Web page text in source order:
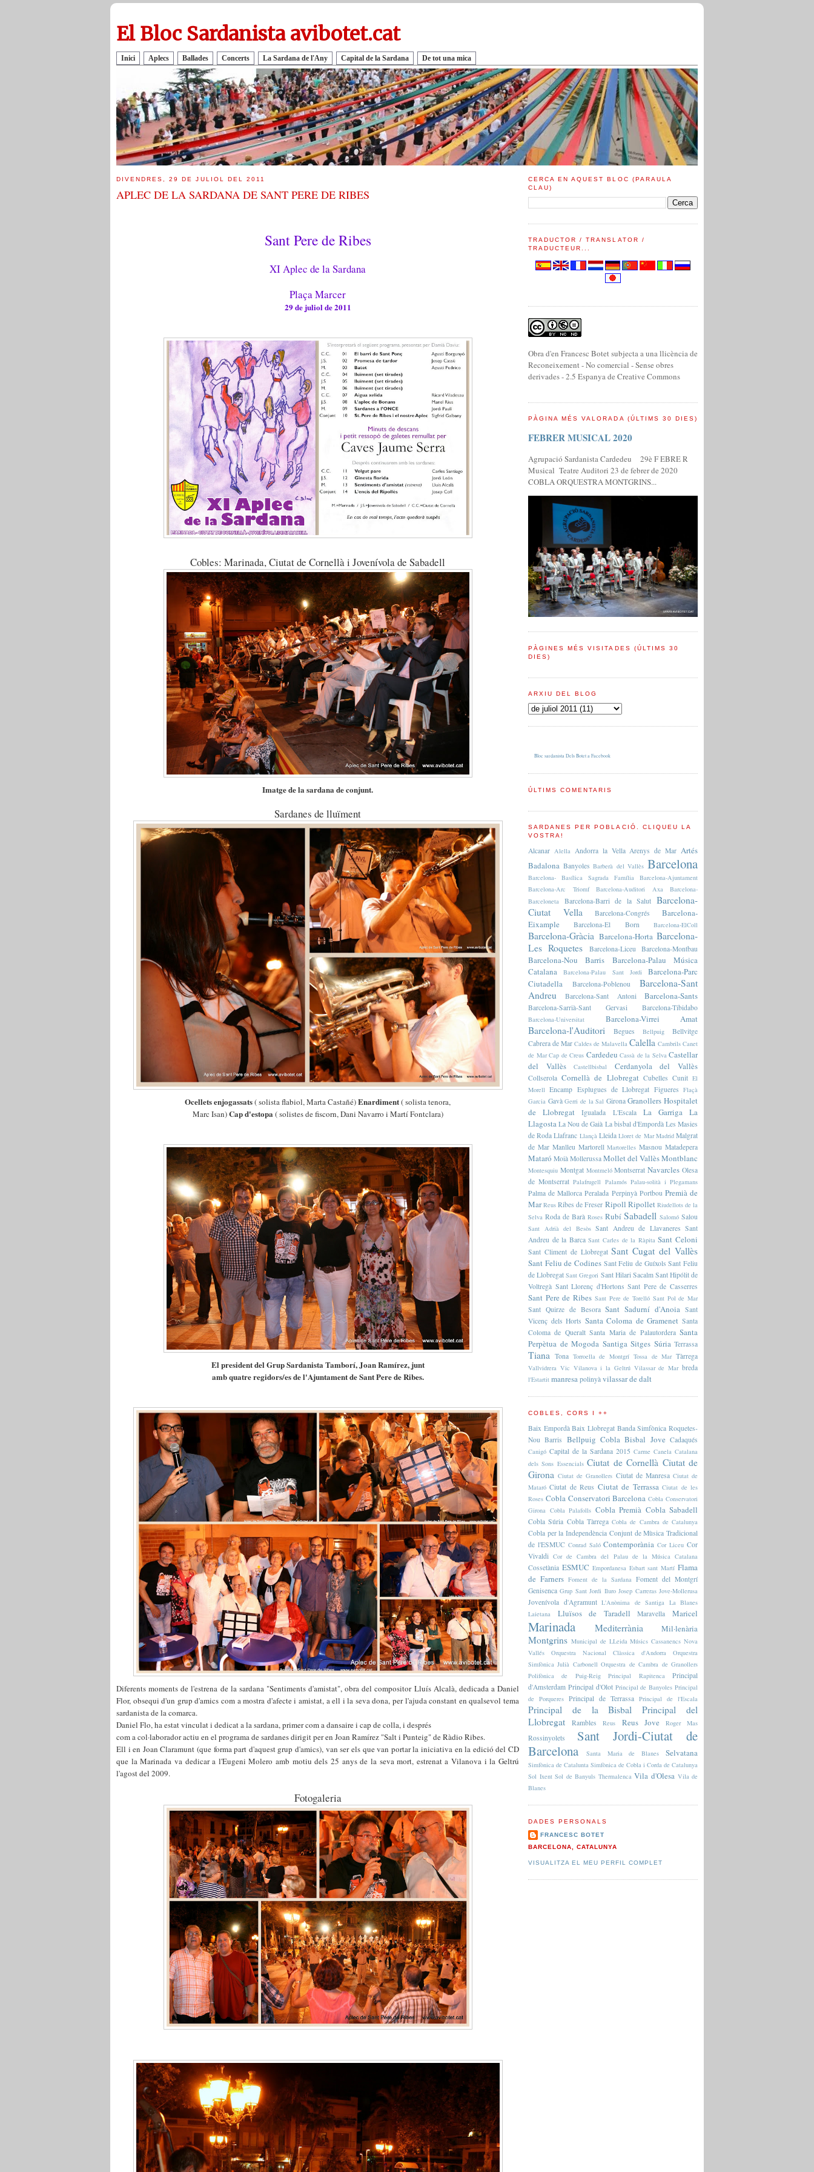
El Bloc Sardanista avibotet.cat
Inici Aplecs Ballades Concerts La Sardana de l'Any Capital de la Sardana De tot una mica
DIVENDRES, 29 DE JULIOL DEL 2011
APLEC DE LA SARDANA DE SANT PERE DE RIBES
Sant Pere de Ribes
XI Aplec de la Sardana
Plaça Marcer
29 de juliol de 2011
Cobles: Marinada, Ciutat de Cornellà i Jovenívola de Sabadell
Imatge de la sardana de conjunt.
Sardanes de lluïment
Ocellets enjogassats( solista flabiol, Marta Castañé)Enardiment( solista tenora,
Marc Isan)Cap d'estopa ( solistes de fiscorn, Dani Navarro i Martí Fontclara)
El president del Grup Sardanista Tamborí, Joan Ramírez, junt
amb quatre regidors/es de l'Ajuntament de Sant Pere de Ribes.
Diferents moments de l'estrena de la sardana "Sentiments d'amistat", obra del compositor Lluís Alcalà, dedicada a Daniel
Flor, obsequi d'un grup d'amics com a mostra d'afecte i amistat, a ell i la seva dona, per l'ajuda constant en qualsevol tema
sardanista de la comarca.
Daniel Flo, ha estat vinculat i dedicat a la sardana, primer com a dansaire i cap de colla, i després
com a col·laborador actiu en el programa de sardanes dirigit per en Joan Ramírez "Salt i Punteig" de Ràdio Ribes.
Ell i en Joan Claramunt (que forma part d'aquest grup d'amics), van ser els que van portar la iniciativa en la edició del CD
que la Marinada va dedicar a l'Eugeni Molero amb motiu dels 25 anys de la seva mort, estrenat a Vilanova i la Geltrú
l'agost del 2009.
Fotogaleria
CERCA EN AQUEST BLOC (PARAULA
CLAU)
TRADUCTOR / TRANSLATOR /
TRADUCTEUR...
Obra d'en Francesc Botet subjecta a una llicència de
Reconeixement - No comercial - Sense obres
derivades - 2.5 Espanya de Creative Commons
PÀGINA MÉS VALORADA (ÚLTIMS 30 DIES)
FEBRER MUSICAL 2020
Agrupació Sardanista Cardedeu 29è F EBRE R
Musical Teatre Auditori 23 de febrer de 2020
COBLA ORQUESTRA MONTGRINS...
PÀGINES MÉS VISITADES (ÚLTIMS 30
DIES)
ARXIU DEL BLOG
Bloc sardanista Dels Botet a Facebook
ÚLTIMS COMENTARIS
SARDANES PER POBLACIÓ. CLIQUEU LA
VOSTRA!
Alcanar Alella Andorra la Vella Arenys de Mar Artés
Badalona Banyoles Barberà del Vallès Barcelona
Barcelona- Basílica Sagrada Família
Barcelona-Ajuntament
Barcelona-Arc Triomf
Barcelona-Auditori Axa
Barcelona-
Barceloneta
Barcelona-Barri de la Salut
Barcelona-
Ciutat Vella
Barcelona-Congrés
Barcelona-
Eixample
Barcelona-El Born Barcelona-ElColl
Barcelona-Gràcia Barcelona-Horta Barcelona-
Les Roquetes
Barcelona-Liceu Barcelona-Montbau
Barcelona-Nou Barris
Barcelona-Palau Música
Catalana
Barcelona-Palau Sant Jordi
Barcelona-Parc
Ciutadella
Barcelona-Poblenou
Barcelona-Sant
Andreu
Barcelona-Sant Antoni Barcelona-Sants
Barcelona-Sarrià-Sant Gervasi Barcelona-Tibidabo
Barcelona-Universitat Barcelona-Virrei Amat
Barcelona-l'Auditori Begues Bellpuig
Bellvitge
Cabrera de Mar Caldes de Malavella Calella Cambrils Canet
de Mar Cap de Creus Cardedeu Cassà de la Selva Castellar
del Vallès
Castellbisbal Cerdanyola del Vallès
Collserola Cornellà de Llobregat Cubelles Cunit El
Morell Encamp Esplugues de Llobregat Figueres Flaçà
Garcia Gavà Gerri de la Sal Girona Granollers Hospitalet
de Llobregat
Igualada L'Escala La Garriga
La
Llagosta La Nou de Gaià La bisbal d'Empordà Les Masies
de Roda Llafranc Llançà Lleida Lloret de Mar Madrid Malgrat
de Mar Manlleu Martorell Martorelles Masnou Matadepera
Mataró Moià Mollerussa Mollet del VallèsMontblanc
Montesquiu Montgat Montmeló Montserrat Navarcles Olesa
de Montserrat Palafrugell Palamós Palau-solità i Plegamans
Palma de Mallorca Peralada Perpinyà Portbou Premià de
Mar Reus Ribes de Freser Ripoll Ripollet Riudellots de la
Selva Roda de Barà Roses Rubí Sabadell Salomó Salou
Sant Adrià del Besòs Sant Andreu de Llavaneres Sant
Andreu de la Barca Sant Carles de la Ràpita Sant Celoni
Sant Climent de Llobregat Sant Cugat del Vallès
Sant Feliu de Codines Sant Feliu de Guíxols Sant Feliu
de Llobregat Sant Gregori Sant Hilari Sacalm Sant Hipólit de
Voltregà Sant Llorenç d'Hortons Sant Pere de Casserres
Sant Pere de Ribes Sant Pere de Torelló Sant Pol de Mar
Sant Quirze de Besora Sant Sadurní d'Anoia Sant
Vicenç dels Horts Santa Coloma de Gramenet Santa
Coloma de Queralt Santa Maria de Palautordera Santa
Perpètua de Mogoda Santiga Sitges Súria Terrassa
Tiana Tona Torroella de Montgrí Tossa de Mar Tàrrega
Vallvidrera Vic Vilanova i la Geltrú Vilassar de Mar breda
l'Estartit manresa polinyà vilassar de dalt
COBLES, CORS I ++
Baix Empordà Baix Llobregat Banda Simfònica Roquetes-
Nou Barris Bellpuig Cobla Bisbal Jove Cadaqués
Canigó Capital de la Sardana 2015 Carme Canela Catalana
dels Sons Essencials Ciutat de Cornellà Ciutat de
Girona Ciutat de Granollers Ciutat de Manresa Ciutat de
Mataró Ciutat de Reus Ciutat de Terrassa Ciutat de les
Roses Cobla Conservatori Barcelona Cobla Conservatori
Girona Cobla Palafolls Cobla Premià Cobla Sabadell
Cobla Súria Cobla Tàrrega Cobla de Cambra de Catalunya
Cobla per la Independència Conjunt de Mùsica Tradicional
de l'ESMUC Conrad Saló Contemporània Cor Liceu Cor
Vivaldi Cor de Cambra del Palau de la Música Catalana
Cossetània ESMUC Empordanesa Esbart sant Martí Flama
de Farners Foment de la Sardana Foment del Montgrí
Genisenca Grup Sant Jordi Iluro Josep Carreras Jove-Mollerusa
Jovenívola d'Agramunt L'Anònima de Santiga
La Blanes
Laietana
Lluïsos de Taradell Maravella Maricel
Marinada Mediterrània Mil·lenària
Montgrins Municipal de LLeida Músics Cassanencs Nova
Vallés
Orquestra Nacional Clàssica d'Andorra
Orquestra
Simfònica Julià Carbonell Orquestra de Cambra de Granollers
Polifònica de Puig-Reig
Principal Rapitenca
Principal
d'Amsterdam Principal d'Olot Principal de Banyoles Principal
de Porqueres Principal de Terrassa Principal de l'Escala
Principal de la Bisbal
Principal del
Llobregat
Rambles Reus Reus Jove Roger Mas
Rossinyolets
Sant Jordi-Ciutat de
Barcelona
Santa Maria de Blanes Selvatana
Simfònica de Catalunta Simfònica de Cobla i Corda de Catalunya
Sol Ixent Sol de Banyuls Thermalenca Vila d'Olesa Vila de
Blanes
DADES PERSONALS
FRANCESC BOTET
BARCELONA, CATALUNYA
VISUALITZA EL MEU PERFIL COMPLET